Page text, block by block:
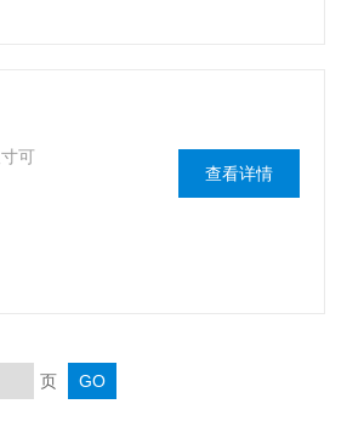
可
查看详情
页